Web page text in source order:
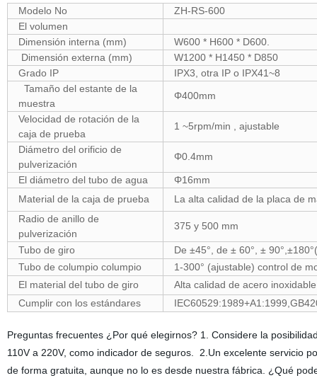
Modelo No
ZH-RS-600
El volumen
Dimensión interna (mm)
W600 * H600 * D600.
Dimensión externa (mm)
W1200 * H1450 * D850
Grado IP
IPX3, otra IP o IPX41~8
Tamaño del estante de la
muestra
Φ400mm
Velocidad de rotación de la
caja de prueba
1 ~5rpm/min , ajustable
Diámetro del orificio de
pulverización
Φ0.4mm
El diámetro del tubo de agua
Φ16mm
Material de la caja de prueba
La alta calidad de la placa de
Radio de anillo de
pulverización
375 y 500 mm
Tubo de giro
De ±45°, de ± 60°, ±
Tubo de columpio columpio
1-300° (ajustable) control de
El material del tubo de giro
Alta calidad de acero
Cumplir con los estándares
Preguntas frecuentes ¿Por qué elegirnos? 1. Considere la
110V a 220V, como indicador de seguros. 2.Un excelente servicio
de forma gratuita, aunque no lo es desde nuestra fábrica. ¿Qué